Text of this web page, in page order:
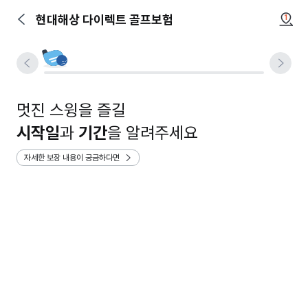
현대해상 다이렉트 골프보험 1
멋진 스윙을 즐길
시작일과 기간을 알려주세요
자세한 보장 내용이 궁금하다면